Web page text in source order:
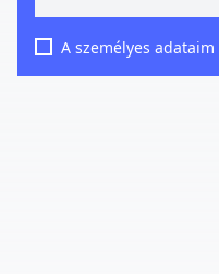
A személyes adataim